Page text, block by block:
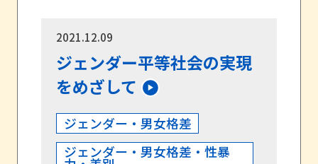
2021.12.09
ジェンダー平等社会の実現
をめざして
ジェンダー・男女格差
ジェンダー・男女格差・性暴